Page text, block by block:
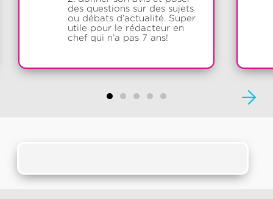
des questions sur des sujets
ou débats d’actualité. Super
utile pour le rédacteur en
chef qui n’a pas 7 ans!